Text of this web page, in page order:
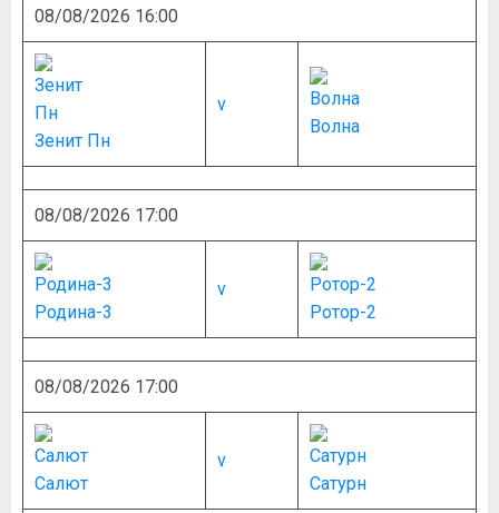
08/08/2026 16:00
Зенит Пн
v
Волна
08/08/2026 17:00
Родина-3
v
Ротор-2
08/08/2026 17:00
Салют
v
Сатурн